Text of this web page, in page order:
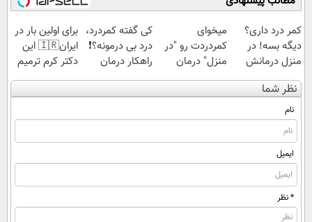
کمر درد داری؟
دیگه بسه! در
منزل درمانش
کن
(◀پرسش‌نامه)
میخوای
کمردردت رو "در
منزل" درمان
کنی؟ (◂فیلم +
◂پرسش‌نامه)
کی گفته کمردرد،
درد بی درمونه؟❗
راهکار درمان
+پرسشنامه
برای اولین بار در
ایران🇮🇷 این
دکتر کرم ترمیم
کننده 23 روزه
ساخت!
نظر شما
نام
ایمیل
* نظر